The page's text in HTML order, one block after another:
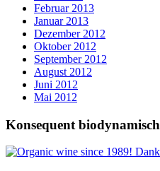
Februar 2013
Januar 2013
Dezember 2012
Oktober 2012
September 2012
August 2012
Juni 2012
Mai 2012
Konsequent biodynamisch